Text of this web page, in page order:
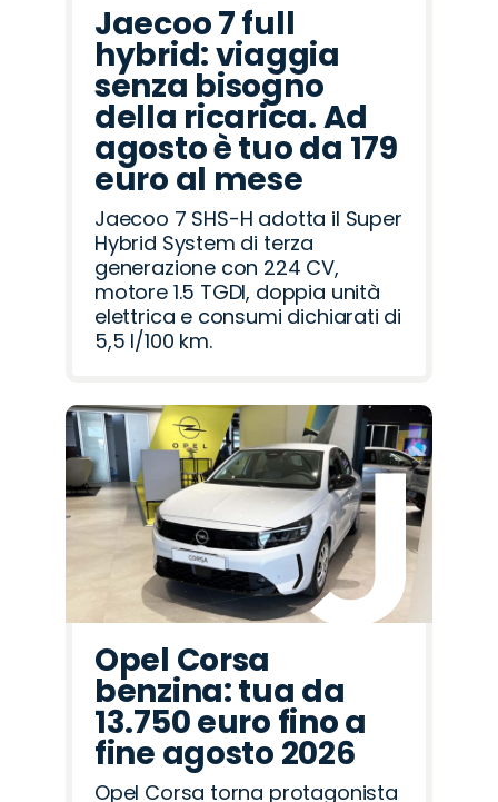
Jaecoo 7 full
hybrid: viaggia
senza bisogno
della ricarica. Ad
agosto è tuo da 179
euro al mese
Jaecoo 7 SHS-H adotta il Super
Hybrid System di terza
generazione con 224 CV,
motore 1.5 TGDI, doppia unità
elettrica e consumi dichiarati di
5,5 l/100 km.
Opel Corsa
benzina: tua da
13.750 euro fino a
fine agosto 2026
Opel Corsa torna protagonista